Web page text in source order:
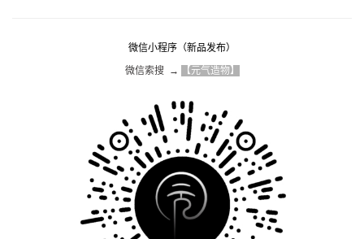
微信小程序（新品发布）
微信索搜  → 【元气造物】